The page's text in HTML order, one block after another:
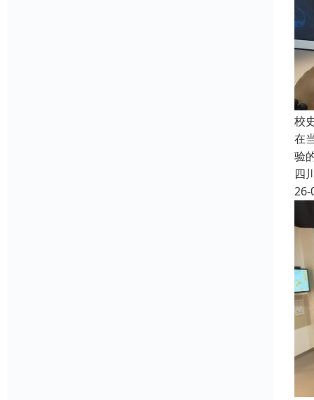
校
在
验
四
26-